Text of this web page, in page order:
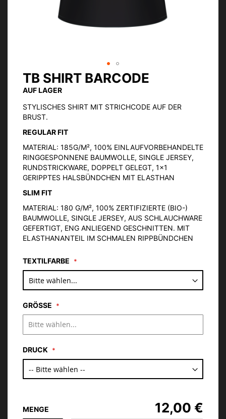
TB SHIRT BARCODE
AUF LAGER
STYLISCHES SHIRT MIT STRICHCODE AUF DER
BRUST.
REGULAR FIT
MATERIAL: 185G/M², 100% EINLAUFVORBEHANDELTE
RINGGESPONNENE BAUMWOLLE, SINGLE JERSEY,
RUNDSTRICKWARE, DOPPELT GELEGT, 1×1
GERIPPTES HALSBÜNDCHEN MIT ELASTHAN
SLIM FIT
MATERIAL: 180 G/M², 100% ZERTIFIZIERTE (BIO-)
BAUMWOLLE, SINGLE JERSEY, AUS SCHLAUCHWARE
GEFERTIGT, ENG ANLIEGEND GESCHNITTEN. MIT
ELASTHANANTEIL IM SCHMALEN RIPPBÜNDCHEN
TEXTILFARBE
GRÖSSE
DRUCK
MENGE 12,00 €
Zum
Anfang
der
Bildgalerie
springen